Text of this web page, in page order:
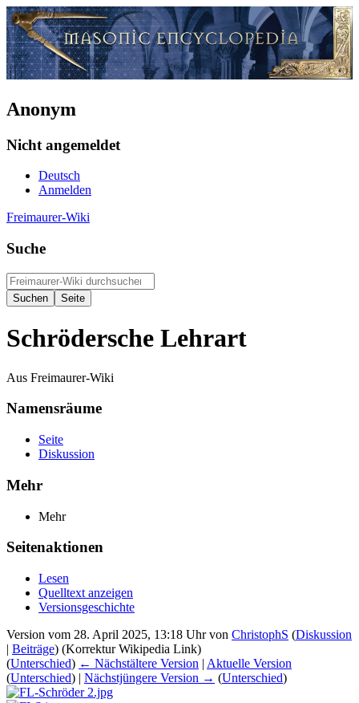
Anonym
Nicht angemeldet
Deutsch
Anmelden
Freimaurer-Wiki
Suche
Schrödersche Lehrart
Aus Freimaurer-Wiki
Namensräume
Seite
Diskussion
Mehr
Mehr
Seitenaktionen
Lesen
Quelltext anzeigen
Versionsgeschichte
Version vom 28. April 2025, 13:18 Uhr von ChristophS (Diskussion
| Beiträge) (Korrektur Wikipedia Link)
(Unterschied) ← Nächstältere Version | Aktuelle Version
(Unterschied) | Nächstjüngere Version → (Unterschied)